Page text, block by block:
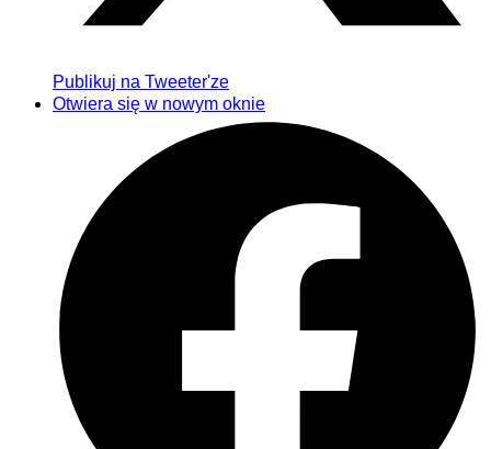
Publikuj na Tweeter'ze
Otwiera się w nowym oknie